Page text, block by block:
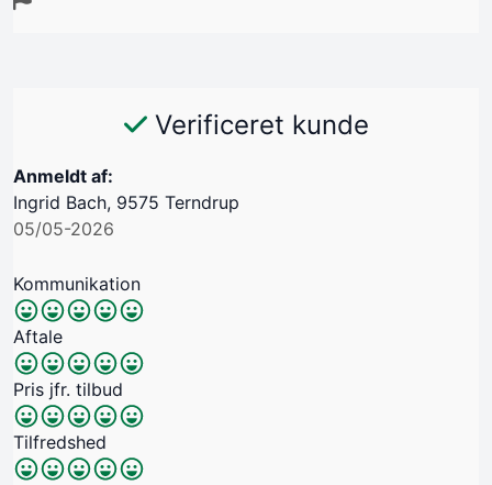
Verificeret kunde
Anmeldt af:
Ingrid Bach, 9575 Terndrup
05/05-2026
Kommunikation
Aftale
Pris jfr. tilbud
Tilfredshed